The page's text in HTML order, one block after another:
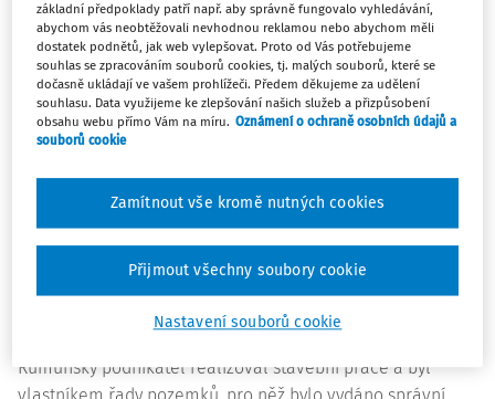
Směrnice Rady2006/112/ESze dne 28. listopadu 2006 o
společném systému daně z přidané hodnoty, a zejména
její články 167 a 168, čl. 178 písm. a) a článek 179, jakož i
zásady neutrality daně z přidané hodnoty (DPH) a
proporcionality, musí být vykládány v tom smyslu, že za
řízení, nelze osobě povinné k dani, která není schopna
předložením faktur nebo jakýchkoli jiných dokladů
prokázat částku DPH, kterou zaplatila na vstupu, přiznat
nárok na odpočet DPH pouze na základě odhadu
vyplývajícího ze znaleckého posudku, jejž si vyžádal
vnitrostátní soud.
Rumunský podnikatel realizoval stavební práce a byl
základní předpoklady patří např. aby správně fungovalo vyhledávání,
abychom vás neobtěžovali nevhodnou reklamou nebo abychom měli
dostatek podnětů, jak web vylepšovat. Proto od Vás potřebujeme
souhlas se zpracováním souborů cookies, tj. malých souborů, které se
dočasně ukládají ve vašem prohlížeči. Předem děkujeme za udělení
souhlasu. Data využijeme ke zlepšování našich služeb a přizpůsobení
obsahu webu přímo Vám na míru. Oznámení o ochraně osobních údajů a
souborů cookie
Nastavení souborů cookie
Zamítnout vše kromě nutných cookies
Přijmout všechny soubory cookie